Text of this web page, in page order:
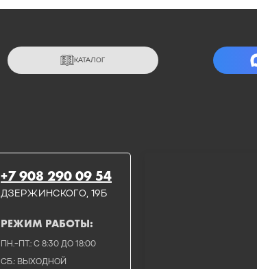
КАТАЛОГ
ДЗЕРЖИНСКОГО, 19Б
+7 908 290 09 54
СБ.: ВЫХОДНОЙ
ПН.-ПТ.: С 8:30 ДО 18:00
РЕЖИМ РАБОТЫ: